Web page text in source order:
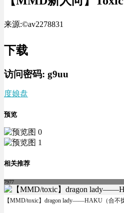
来源:©av2278831
下载
访问密码: g9uu
度娘盘
预览
相关推荐
7977
【MMD/toxic】dragon lady——HAKU（合不